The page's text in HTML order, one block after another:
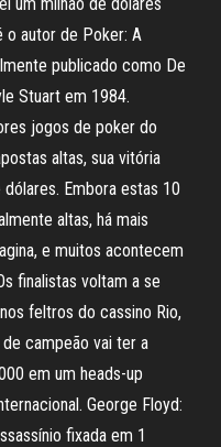
o autor de Poker: A
publicado como De
Stuart em 1984.
jogos de poker do
altas, sua vitória
Embora estas 10
altas, há mais
e muitos acontecem
finalistas voltam a se
feltros do cassino Rio,
campeão vai ter a
em um heads-up
George Floyd:
fixada em 1